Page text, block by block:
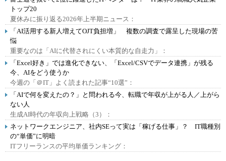
トップ20
夏休みに振り返る2026年上半期ニュース：
「AI活用する新人増えてOJT負担増」 複数の調査で露呈した現場の苦
悩
重要なのは「AIに代替されにくい本質的な自走力」：
「Excel好き」では進化できない、「Excel/CSVでデータ連携」が残る
今、AIをどう使うか
今週の「＠IT」よく読まれた記事“10選”：
「AIで何を変えたの？」と問われる今、転職で年収が上がる人／上がら
ない人
生成AI時代の年収向上戦略（3）：
ネットワークエンジニア、社内SEって実は「稼げる仕事」？ IT職種別
の“単価”に明暗
ITフリーランスの平均単価ランキング：